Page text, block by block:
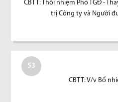
CBTT: Thôi nhiệm Phó TGĐ -
trị Công ty và Người
53
CBTT: V/v Bổ